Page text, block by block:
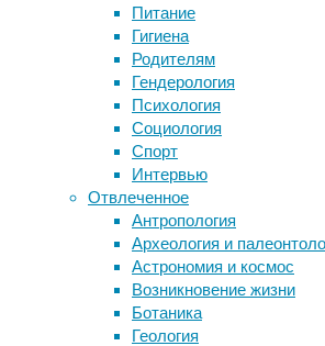
Питание
Гигиена
Родителям
Гендерология
Психология
Социология
Спорт
Интервью
Отвлеченное
Антропология
Археология и
Астрономия и космос
Возникновение жизни
Ботаника
Геология
высокое
давление
бьют
не
только
по
сердцу,
но
и
заставляют
нервную
систему
физически
«голодать»
Метки
ДНК бактерии биология
биотехнология вирусы
генетика дети
здоровье